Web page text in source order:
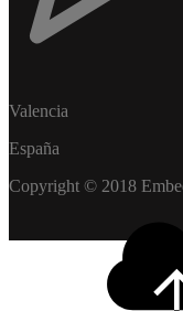
Valencia
España
Copyright © 2018